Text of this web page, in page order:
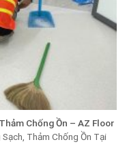
Chống Ồn – AZ Floor
Thảm Chống Ồn Tại